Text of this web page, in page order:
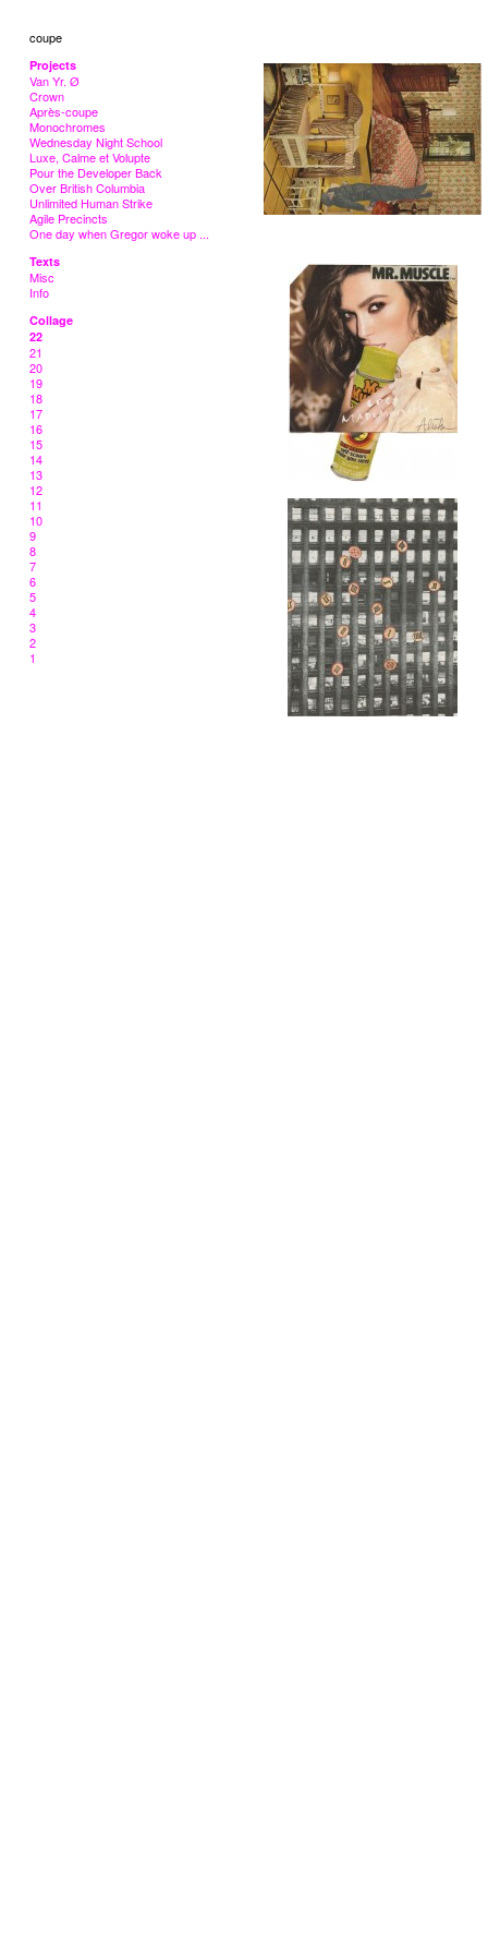
coupe
Projects
Van Yr. Ø
Crown
Après-coupe
Monochromes
Wednesday Night School
Luxe, Calme et Volupte
Pour the Developer Back
Over British Columbia
Unlimited Human Strike
Agile Precincts
One day when Gregor woke up ...
Texts
Misc
Info
Collage
22
21
20
19
18
17
16
15
14
13
12
11
10
9
8
7
6
5
4
3
2
1